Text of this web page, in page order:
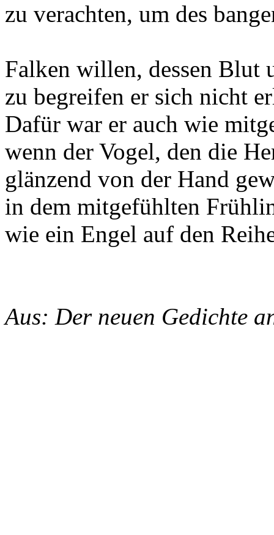
zu verachten, um des
Falken willen, dessen Blut
zu begreifen er sich nicht
Dafür war er auch wie
wenn der Vogel, den die
glänzend von der Hand
in dem mitgefühlten
wie ein Engel auf den
Aus: Der neuen Gedichte